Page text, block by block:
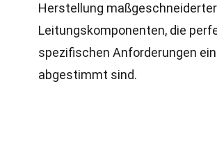
Herstellung maßgeschneiderter
Leitungskomponenten, die
spezifischen Anforderungen
abgestimmt sind.